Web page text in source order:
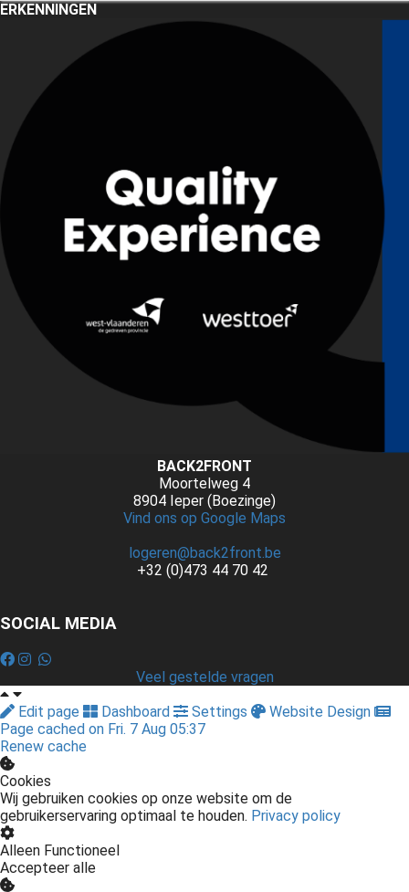
ERKENNINGEN
BACK2FRONT
Moortelweg 4
8904 Ieper (Boezinge)
Vind ons op Google Maps
logeren@back2front.be
+32 (0)473 44 70 42
SOCIAL MEDIA
Veel gestelde vragen
Edit page
Dashboard Settings
Website Design
Page cached on Fri. 7 Aug 05:37
Renew cache
Cookies
Wij gebruiken cookies op onze website om de
gebruikerservaring optimaal te houden. Privacy policy
Alleen Functioneel
Accepteer alle